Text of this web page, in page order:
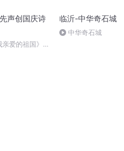
声创国庆诗
亲爱的祖国》温
临沂-中华奇石城
中华奇石城